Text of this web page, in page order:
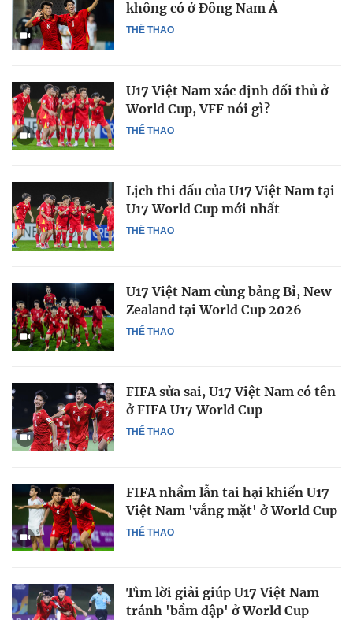
THỂ THAO
không có ở Đông Nam Á
THỂ THAO
U17 Việt Nam xác định đối thủ ở
World Cup, VFF nói gì?
THỂ THAO
Lịch thi đấu của U17 Việt Nam tại
U17 World Cup mới nhất
THỂ THAO
U17 Việt Nam cùng bảng Bỉ, New
Zealand tại World Cup 2026
THỂ THAO
FIFA sửa sai, U17 Việt Nam có tên
ở FIFA U17 World Cup
THỂ THAO
FIFA nhầm lẫn tai hại khiến U17
Việt Nam 'vắng mặt' ở World Cup
Tìm lời giải giúp U17 Việt Nam
tránh 'bầm dập' ở World Cup